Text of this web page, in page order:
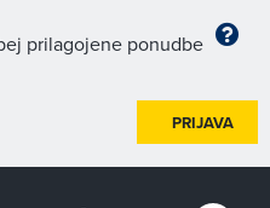
prilagojene ponudbe
PRIJAVA